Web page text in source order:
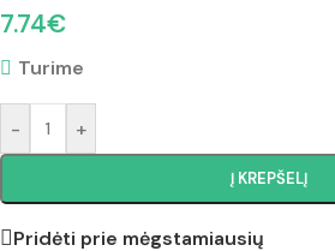
7.74€
Turime
- +
Į KREPŠELĮ
Pridėti prie mėgstamiausių